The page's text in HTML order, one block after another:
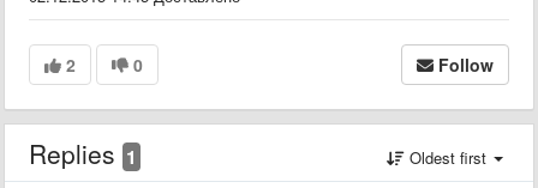
2 0 Follow
Replies 1 Oldest first